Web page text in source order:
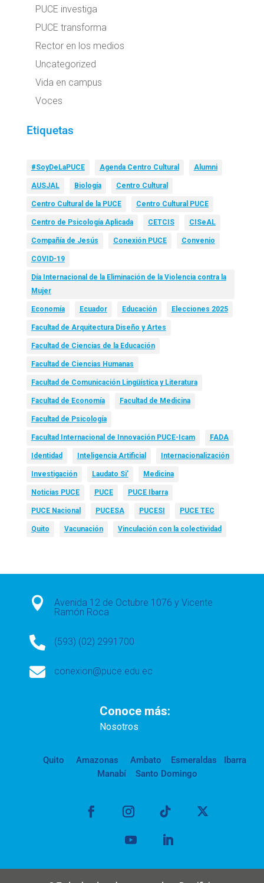
PUCE investiga
PUCE transforma
Rector en los medios
Uncategorized
Vida en campus
Voces
Etiquetas
#SoyDeLaPUCE Agenda Centro Cultural Alumni
AUSJAL Biología Centro Cultural
Centro Cultural de la PUCE Centro Cultural PUCE
Centro de Psicología Aplicada CETCIS CISeAL
Compañía de Jesús Conexión PUCE Convenio
COVID-19
Día Internacional de la Eliminación de la Violencia contra la
Mujer
Economía Ecuador Educación Elecciones 2025
Facultad de Arquitectura Diseño y Artes
Facultad de Ciencias de la Educación
Facultad de Ciencias Humanas
Facultad de Comunicación Lingüística y Literatura
Facultad de Economía Facultad de Medicina
Facultad de Psicología
Facultad Internacional de Innovación PUCE-Icam FADA
Identidad Inteligencia Artificial Internacionalización
Investigación Laudato Si’ Medicina
Noticias PUCE PUCE PUCE Ibarra
PUCE Nacional PUCESA PUCESI PUCE TEC
Quito Vacunación Vinculación con la colectividad

Avenida 12 de Octubre 1076 y Vicente
Ramón Roca
 (593) (02) 2991700
 conexion@puce.edu.ec
Conoce más:
Nosotros
Quito Amazonas Ambato Esmeraldas
Ibarra
Manabí
Santo Domingo